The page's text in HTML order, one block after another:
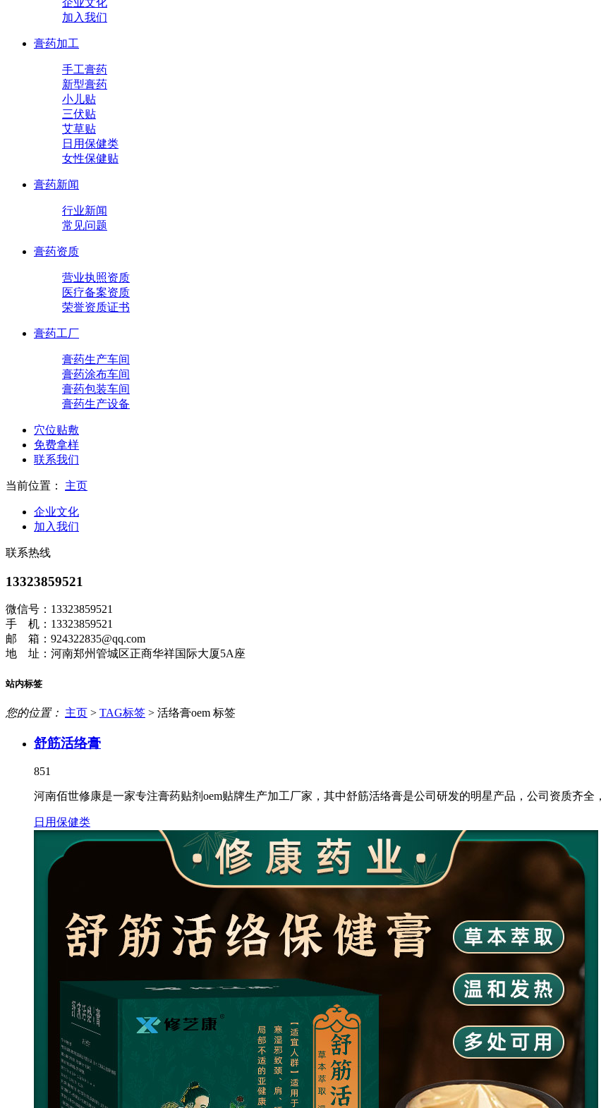
企业文化
加入我们
膏药加工
手工膏药
新型膏药
小儿贴
三伏贴
艾草贴
日用保健类
女性保健贴
膏药新闻
行业新闻
常见问题
膏药资质
营业执照资质
医疗备案资质
荣誉资质证书
膏药工厂
膏药生产车间
膏药涂布车间
膏药包装车间
膏药生产设备
穴位贴敷
免费拿样
联系我们
当前位置： 主页
企业文化
加入我们
联系热线
13323859521
微信号：13323859521
手 机：13323859521
邮 箱：924322835@qq.com
地 址：河南郑州管城区正商华祥国际大厦5A座
站内标签
您的位置： 主页 > TAG标签 > 活络膏oem 标签
舒筋活络膏
851
河南佰世修康是一家专注膏药贴剂oem贴牌生产加工厂家，其中舒筋活络膏是公司研发的明星产品，公司资质齐全
日用保健类